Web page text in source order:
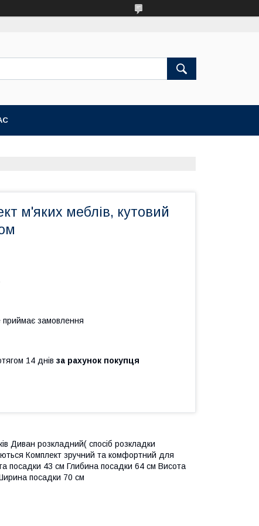
м'яких меблів, кутовий
приймає замовлення
14 днів за рахунок покупця
Диван розкладний( спосіб розкладки
Комплект зручний та комфортний для
посадки 43 см Глибина посадки 64 см Висота
посадки 70 см